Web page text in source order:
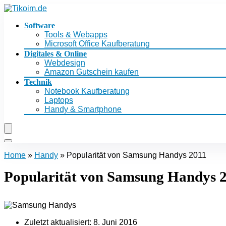
Software
Tools & Webapps
Microsoft Office Kaufberatung
Digitales & Online
Webdesign
Amazon Gutschein kaufen
Technik
Notebook Kaufberatung
Laptops
Handy & Smartphone
Home » Handy » Popularität von Samsung Handys 2011
Popularität von Samsung Handys
Zuletzt aktualisiert: 8. Juni 2016